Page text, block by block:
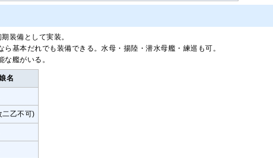
装備として実装。
ら基本だれでも装備できる。水母・揚陸・潜水母艦・練巡も可。
な艦がいる。
名
二乙不可)